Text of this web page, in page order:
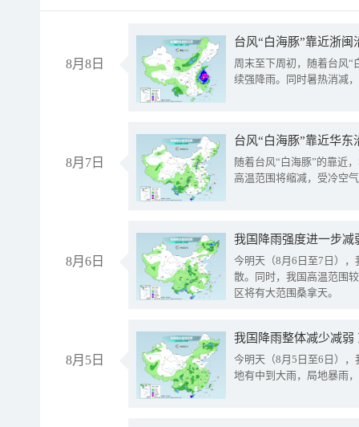
8月8日
台风“白海豚”靠近浙
周末至下周初，随着台风“
续强降雨。同时暑热消减
8月7日
台风“白海豚”靠近华
随着台风“白海豚”的靠近
高温范围将缩减，受冷空
8月6日
今明天（8月6日至7日）
散。同时，我国高温范围
区将有大范围桑拿天。
8月5日
我国降雨整体减少减弱
今明天（8月5日至6日）
地有中到大雨，局地暴雨